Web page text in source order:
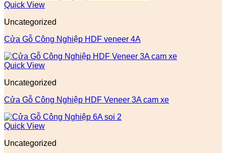
Quick View
Uncategorized
Cửa Gỗ Công Nghiệp HDF veneer 4A
Quick View
Uncategorized
Cửa Gỗ Công Nghiệp HDF Veneer 3A cam xe
Quick View
Uncategorized